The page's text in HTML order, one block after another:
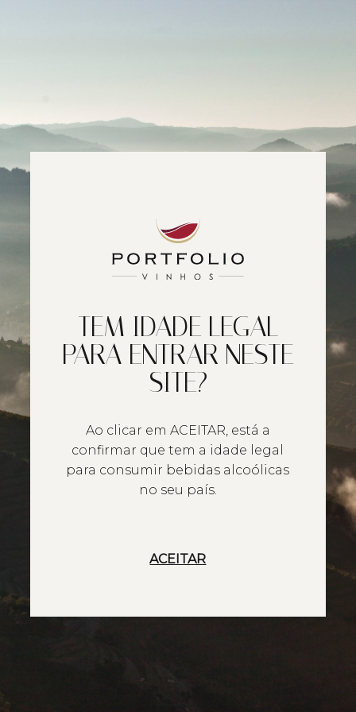
TEM IDADE LEGAL
PARA ENTRAR NESTE
SITE?
Ao clicar em ACEITAR, está a
confirmar que tem a idade legal
para consumir bebidas alcoólicas
no seu país.
ACEITAR